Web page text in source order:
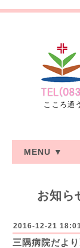
こころ通
MENU ▼
お知
2016-12-21
三隅病院だよ